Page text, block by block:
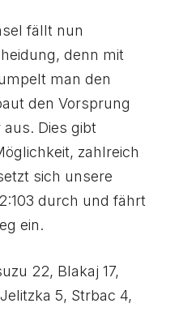
fällt nun
denn mit
man den
den Vorsprung
Dies gibt
zahlreich
sich unsere
durch und fährt
ein.
22, Blakaj 17,
5, Strbac 4,